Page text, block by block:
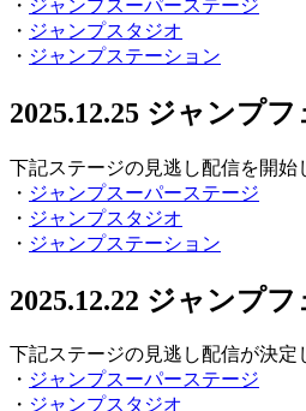
・ ジャンプスーパーステージ
・ ジャンプスタジオ
・ ジャンプステーション
2025.12.25 ジャンプ
下記ステージの見逃し配信を開始
・ ジャンプスーパーステージ
・ ジャンプスタジオ
・ ジャンプステーション
2025.12.22 ジャンプ
下記ステージの見逃し配信が決定
・ ジャンプスーパーステージ
・ ジャンプスタジオ